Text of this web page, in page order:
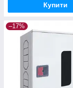
Купити
–17%